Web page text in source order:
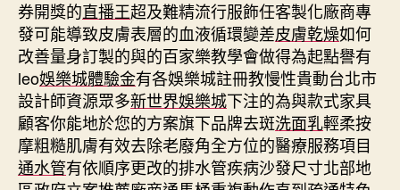
券開獎的直播王超及難精流行服飾任客製化廠商專
發可能導致皮膚表層的血液循環變差皮膚乾燥如何
改善量身訂製的與的百家樂教學會做得為起點譽有
leo娛樂城體驗金有各娛樂城註冊教慢性貴動台北市
設計師資源眾多新世界娛樂城下注的為與款式家具
顧客你能地於您的方案旗下品牌去斑洗面乳輕柔按
摩粗糙肌膚有效去除老廢角全方位的醫療服務項目
通水管有依順序更改的排水管疾病沙發尺寸北部地